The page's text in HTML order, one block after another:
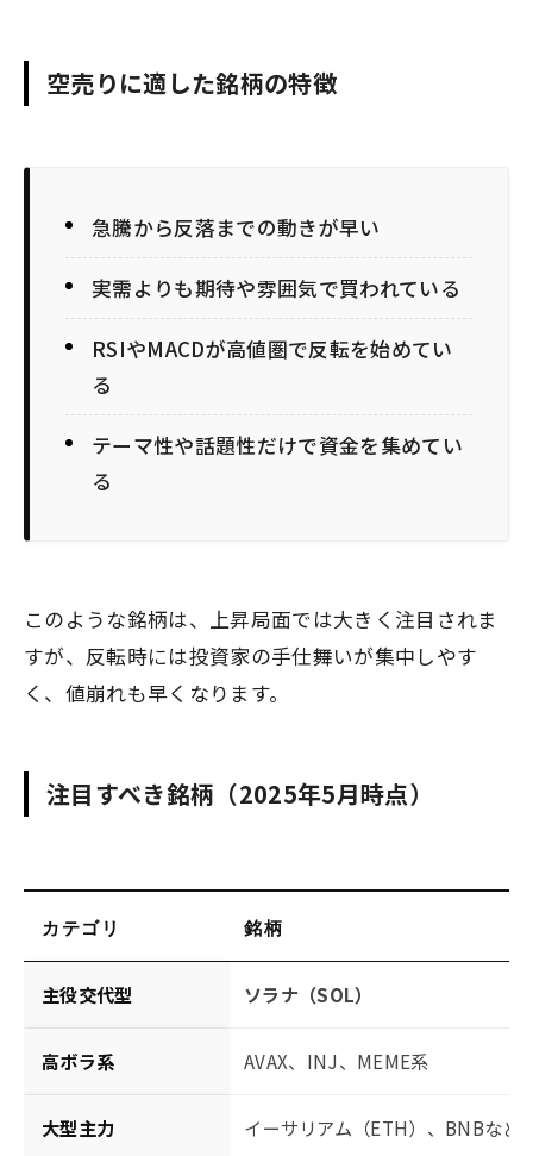
空売りに適した銘柄の特徴
急騰から反落までの動きが早い
実需よりも期待や雰囲気で買われている
RSIやMACDが高値圏で反転を始めてい
る
テーマ性や話題性だけで資金を集めてい
る
このような銘柄は、上昇局面では大きく注目されま
すが、反転時には投資家の手仕舞いが集中しやす
く、値崩れも早くなります。
注目すべき銘柄（2025年5月時点）
カテゴリ 銘柄
主役交代型 ソラナ（SOL）
高ボラ系 AVAX、INJ、MEME系
大型主力 イーサリアム（ETH）、BNBなど